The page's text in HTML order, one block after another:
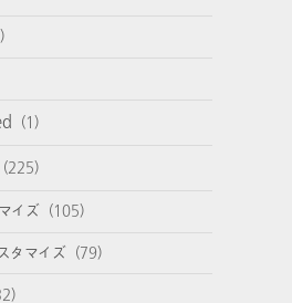
(1)
(225)
イズ (105)
タマイズ (79)